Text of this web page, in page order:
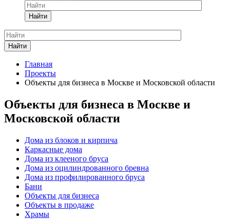
Найти
Найти
Главная
Проекты
Объекты для бизнеса в Москве и Московской области
Объекты для бизнеса в Москве и
Московской области
Дома из блоков и кирпича
Каркасные дома
Дома из клееного бруса
Дома из оцилиндрованного бревна
Дома из профилированного бруса
Бани
Объекты для бизнеса
Объекты в продаже
Храмы